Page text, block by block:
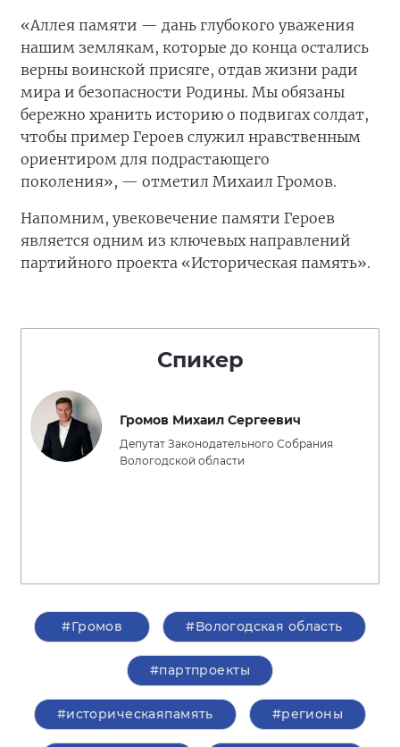
«Аллея памяти — дань глубокого уважения
нашим землякам, которые до конца остались
верны воинской присяге, отдав жизни ради
мира и безопасности Родины. Мы обязаны
бережно хранить историю о подвигах солдат,
чтобы пример Героев служил нравственным
ориентиром для подрастающего
поколения», — отметил Михаил Громов.
Напомним, увековечение памяти Героев
является одним из ключевых направлений
партийного проекта «Историческая память».
Спикер
Громов Михаил Сергеевич
Депутат Законодательного Собрания
Вологодской области
#Громов #Вологодская область
#партпроекты
#историческаяпамять #регионы